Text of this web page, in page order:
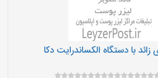
زائد با دستگاه الکساندرایت دکا